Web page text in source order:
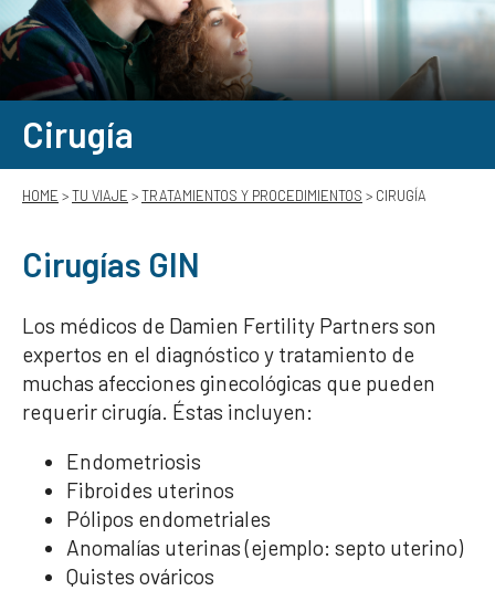
Cirugía
HOME >TU VIAJE >TRATAMIENTOS Y PROCEDIMIENTOS > CIRUGÍA
Cirugías GIN
Los médicos de Damien Fertility Partners son
expertos en el diagnóstico y tratamiento de
muchas afecciones ginecológicas que pueden
requerir cirugía. Éstas incluyen:
Endometriosis
Fibroides uterinos
Pólipos endometriales
Anomalías uterinas (ejemplo: septo uterino)
Quistes ováricos